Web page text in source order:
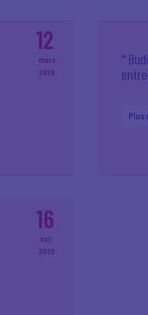
12
mars
2026
"
Plus
16
oct.
2025